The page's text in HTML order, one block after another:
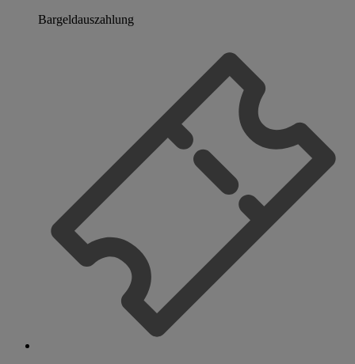
Bargeldauszahlung